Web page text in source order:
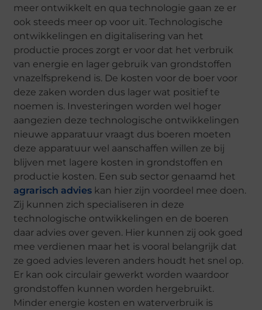
meer ontwikkelt en qua technologie gaan ze er
ook steeds meer op voor uit. Technologische
ontwikkelingen en digitalisering van het
productie proces zorgt er voor dat het verbruik
van energie en lager gebruik van grondstoffen
vnazelfsprekend is. De kosten voor de boer voor
deze zaken worden dus lager wat positief te
noemen is. Investeringen worden wel hoger
aangezien deze technologische ontwikkelingen
nieuwe apparatuur vraagt dus boeren moeten
deze apparatuur wel aanschaffen willen ze bij
blijven met lagere kosten in grondstoffen en
productie kosten. Een sub sector genaamd het
agrarisch advies kan hier zijn voordeel mee doen.
Zij kunnen zich specialiseren in deze
technologische ontwikkelingen en de boeren
daar advies over geven. Hier kunnen zij ook goed
mee verdienen maar het is vooral belangrijk dat
ze goed advies leveren anders houdt het snel op.
Er kan ook circulair gewerkt worden waardoor
grondstoffen kunnen worden hergebruikt.
Minder energie kosten en waterverbruik is